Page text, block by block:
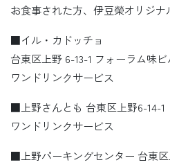
お食事された方、伊豆榮オリジナ
■イル・カドッチョ
台東区上野 6-13-1 フォーラム味ビ
ワンドリンクサービス
■上野さんとも 台東区上野6-14-1
ワンドリンクサービス
■上野パーキングセンター 台東区